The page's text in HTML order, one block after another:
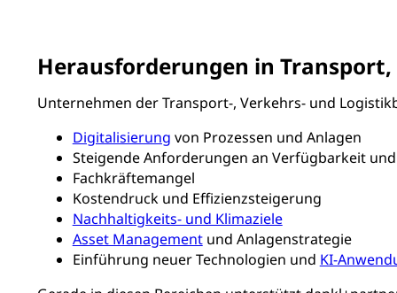
Herausforderungen in
Unternehmen der Transport-, Verkehrs- und
Digitalisierung von Prozessen und Anlagen
Steigende Anforderungen an Verfügbarkeit
Fachkräftemangel
Kostendruck und Effizienzsteigerung
Nachhaltigkeits- und Klimaziele
Asset Managementund Anlagenstrategie
Einführung neuer Technologien und KI-